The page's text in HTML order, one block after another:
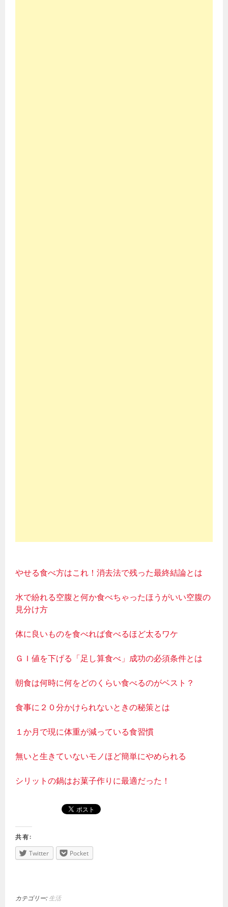
やせる食べ方はこれ！消去法で残った最終結論とは
水で紛れる空腹と何か食べちゃったほうがいい空腹の
見分け方
体に良いものを食べれば食べるほど太るワケ
ＧＩ値を下げる「足し算食べ」成功の必須条件とは
朝食は何時に何をどのくらい食べるのがベスト？
食事に２０分かけられないときの秘策とは
１か月で現に体重が減っている食習慣
無いと生きていないモノほど簡単にやめられる
シリットの鍋はお菓子作りに最適だった！
共有:
Twitter
Pocket
カテゴリー: 生活